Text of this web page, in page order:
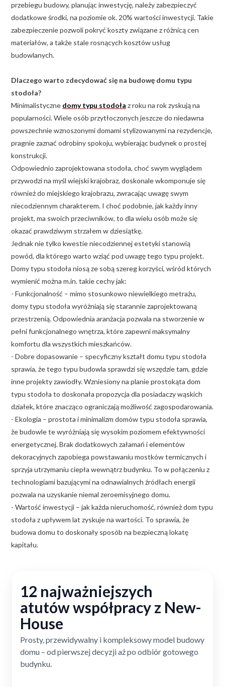
przebiegu budowy, planując inwestycję, należy zabezpieczyć
dodatkowe środki, na poziomie ok. 20% wartości inwestycji. Takie
zabezpieczenie pozwoli pokryć koszty związane z różnicą cen
materiałów, a także stale rosnących kosztów usług
budowlanych.
Dlaczego warto zdecydować się na budowę domu typu
stodoła?
Minimalistyczne domy typu stodoła z roku na rok zyskują na
popularności. Wiele osób przytłoczonych jeszcze do niedawna
powszechnie wznoszonymi domami stylizowanymi na rezydencje,
pragnie zaznać odrobiny spokoju, wybierając budynek o prostej
konstrukcji.
Odpowiednio zaprojektowana stodoła, choć swym wyglądem
przywodzi na myśl wiejski krajobraz, doskonale wkomponuje się
również do miejskiego krajobrazu, zwracając uwagę swym
niecodziennym charakterem. I choć podobnie, jak każdy inny
projekt, ma swoich przeciwników, to dla wielu osób może się
okazać prawdziwym strzałem w dziesiątkę.
Jednak nie tylko kwestie niecodziennej estetyki stanowią
powód, dla którego warto wziąć pod uwagę tego typu projekt.
Domy typu stodoła niosą ze sobą szereg korzyści, wśród których
wymienić można m.in. takie cechy jak:
- Funkcjonalność – mimo stosunkowo niewielkiego metrażu,
domy typu stodoła wyróżniają się starannie zaprojektowaną
przestrzenią. Odpowiednia aranżacja pozwala na stworzenie w
pełni funkcjonalnego wnętrza, które zapewni maksymalny
komfortu dla wszystkich mieszkańców.
- Dobre dopasowanie – specyficzny kształt domu typu stodoła
sprawia, że tego typu budowla sprawdzi się wszędzie tam, gdzie
inne projekty zawiodły. Wzniesiony na planie prostokąta dom
typu stodoła to doskonała propozycja dla posiadaczy wąskich
działek, które znacząco ograniczają możliwość zagospodarowania.
- Ekologia – prostota i minimalizm domów typu stodoła sprawia,
że budowle te wyróżniają się wysokim poziomem efektywności
energetycznej. Brak dodatkowych załamań i elementów
dekoracyjnych zapobiega powstawaniu mostków termicznych i
sprzyja utrzymaniu ciepła wewnątrz budynku. To w połączeniu z
technologiami bazującymi na odnawialnych źródłach energii
pozwala na uzyskanie niemal zeroemisyjnego domu.
- Wartość inwestycji – jak każda nieruchomość, również dom typu
stodoła z upływem lat zyskuje na wartości. To sprawia, że
budowa domu to doskonały sposób na bezpieczną lokatę
kapitału.
12 najważniejszych
atutów współpracy z New-
House
Prosty, przewidywalny i kompleksowy model budowy
domu – od pierwszej decyzji aż po odbiór gotowego
budynku.